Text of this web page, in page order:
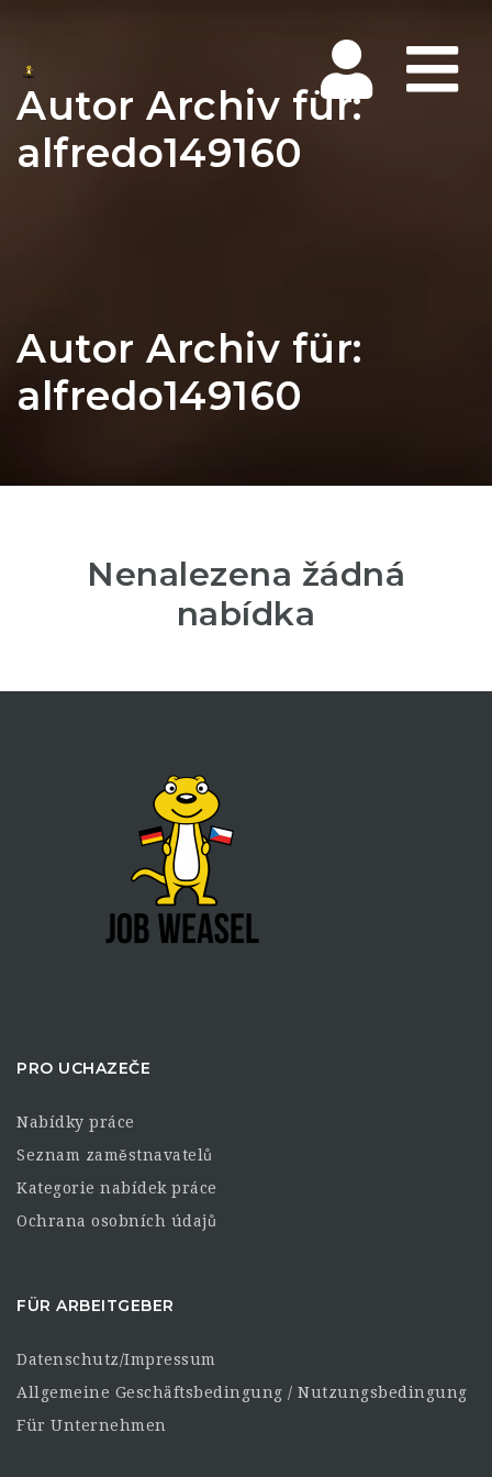
Autor Archiv für:
alfredo149160
Autor Archiv für:
alfredo149160
Nenalezena žádná
nabídka
PRO UCHAZEČE
Nabídky práce
Seznam zaměstnavatelů
Kategorie nabídek práce
Ochrana osobních údajů
FÜR ARBEITGEBER
Datenschutz/Impressum
Allgemeine Geschäftsbedingung / Nutzungsbedingung
Für Unternehmen